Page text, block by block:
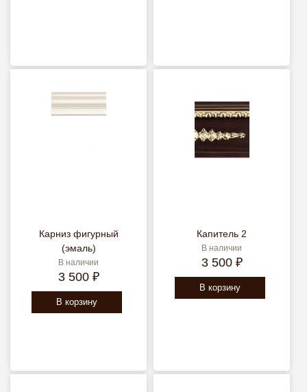
Карниз фигурный
(эмаль)
В наличии
3 500 ₽
В корзину
Капитель 2
В наличии
3 500 ₽
В корзину